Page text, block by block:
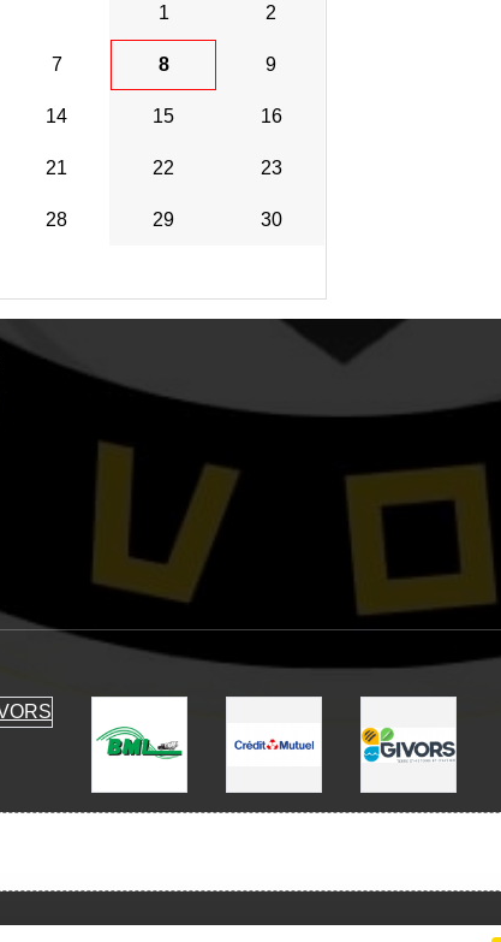
1 2
7 8 9
14 15 16
21 22 23
28 29 30